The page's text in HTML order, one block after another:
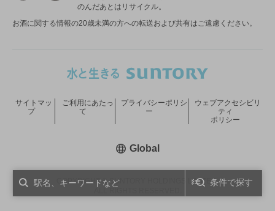
条件で探す
のんだあとはリサイクル。
お酒に関する情報の20歳未満の方への転送および共有はご遠慮ください。
COPYRIGHT © SUNTORY HOLDINGS LIMITED.
サイトマッ
プ
ご利用にあたっ
て
プライバシーポリシ
ー
ウェブアクセシビリ
ティ
ポリシー
Global新しいウィンドウで開く